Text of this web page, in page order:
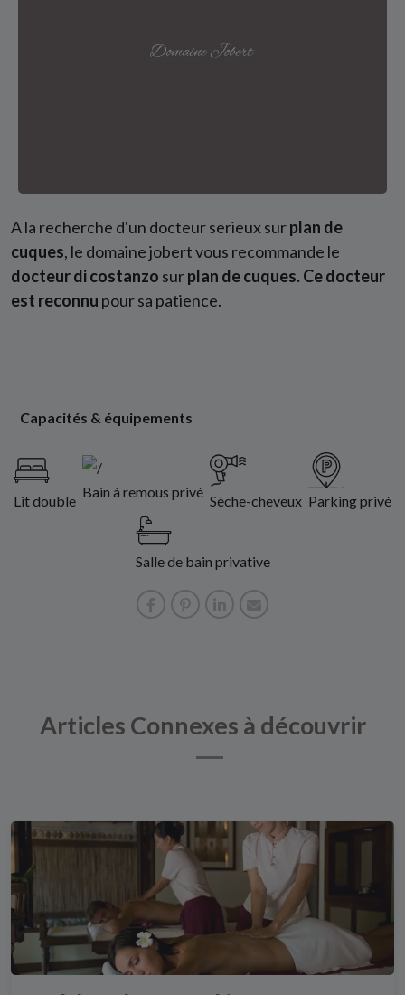
A la recherche d'un docteur serieux surplan de
cuques, le domaine jobert vous recommande le
docteur di costanzo surplan de cuques. Ce docteur
est reconnu pour sa patience.
Capacités & équipements
Lit double
Bain à remous privé
Sèche-cheveux Parking privé
Salle de bain privative
Articles Connexes à découvrir